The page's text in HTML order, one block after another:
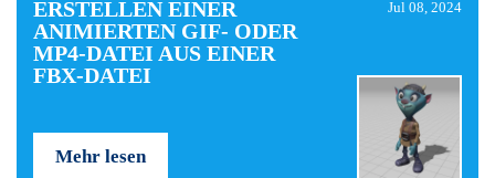
ERSTELLEN EINER
ANIMIERTEN GIF- ODER
MP4-DATEI AUS EINER
FBX-DATEI
Jul 08, 2024
Mehr lesen